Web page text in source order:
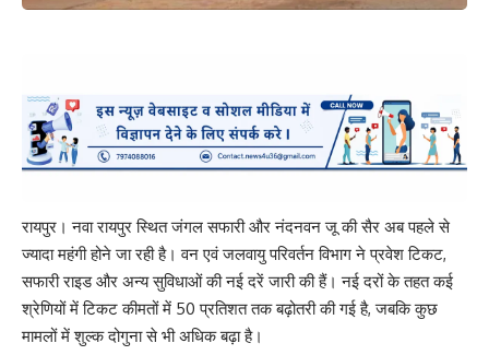
रायपुर। नवा रायपुर स्थित जंगल सफारी और नंदनवन जू की सैर अब पहले से
ज्यादा महंगी होने जा रही है। वन एवं जलवायु परिवर्तन विभाग ने प्रवेश टिकट,
सफारी राइड और अन्य सुविधाओं की नई दरें जारी की हैं। नई दरों के तहत कई
श्रेणियों में टिकट कीमतों में 50 प्रतिशत तक बढ़ोतरी की गई है, जबकि कुछ
मामलों में शुल्क दोगुना से भी अधिक बढ़ा है।